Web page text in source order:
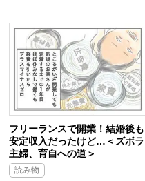
フリーランスで開業！結婚後も
安定収入だったけど…＜ズボラ
主婦、育自への道＞
読み物